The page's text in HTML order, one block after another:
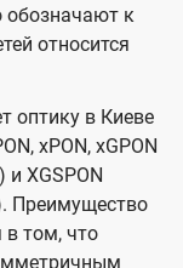
обозначают к
относится
оптику в Киеве
xPON, xGPON
и XGSPON
Преимущество
в том, что